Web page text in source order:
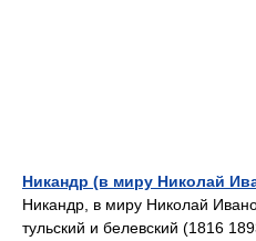
Никандр (в миру Николай
Никандр, в миру Николай
тульский и белевский (1816